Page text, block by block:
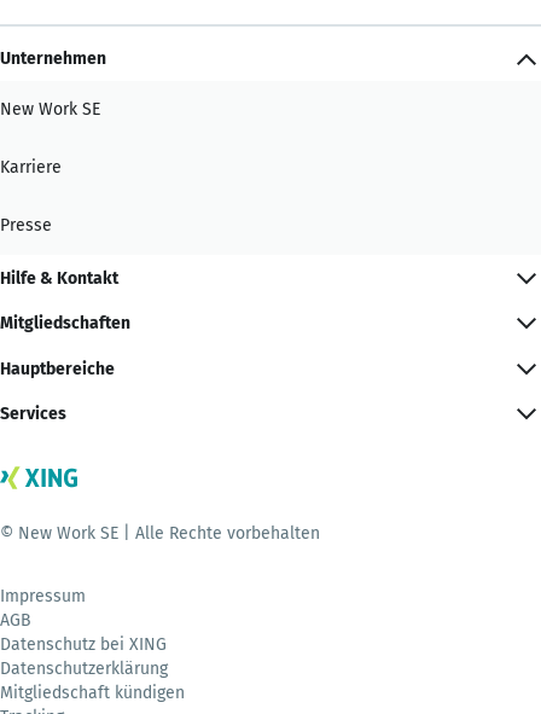
Unternehmen
New Work SE
Karriere
Presse
Hilfe & Kontakt
Mitgliedschaften
Hauptbereiche
Services
© New Work SE | Alle Rechte vorbehalten
Impressum
AGB
Datenschutz bei XING
Datenschutzerklärung
Mitgliedschaft kündigen